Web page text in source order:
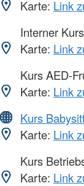
Karte: Link
Interner Kurs
Karte: Link
Kurs AED-
Karte: Link
Kurs
Karte: Link
Kurs
Karte: Link